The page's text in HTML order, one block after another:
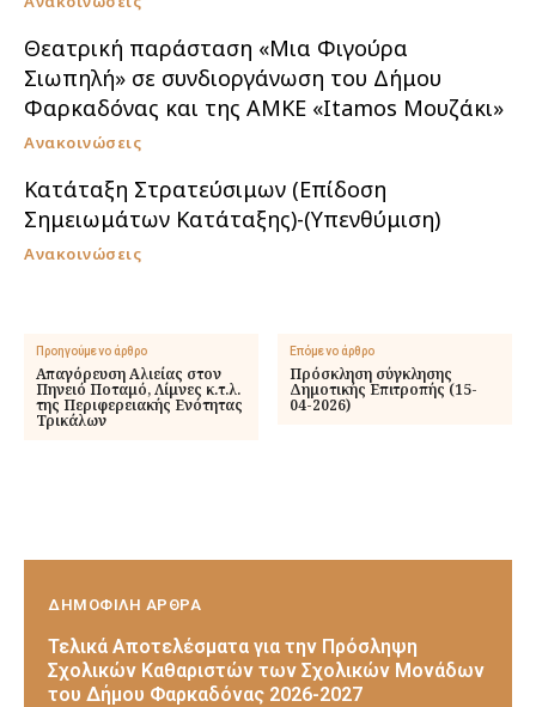
Θεατρική παράσταση «Μια Φιγούρα
Σιωπηλή» σε συνδιοργάνωση του Δήμου
Φαρκαδόνας και της ΑΜΚΕ «Itamos Μουζάκι»
Ανακοινώσεις
Κατάταξη Στρατεύσιμων (Επίδοση
Σημειωμάτων Κατάταξης)-(Υπενθύμιση)
Ανακοινώσεις
Προηγούμενο άρθρο
Απαγόρευση Αλιείας στον
Πηνειό Ποταμό, Λίμνες κ.τ.λ.
της Περιφερειακής Ενότητας
Τρικάλων
Επόμενο άρθρο
Πρόσκληση σύγκλησης
Δημοτικής Επιτροπής (15-
04-2026)
ΔΗΜΟΦΙΛΗ ΑΡΘΡΑ
Τελικά Αποτελέσματα για την Πρόσληψη
Σχολικών Καθαριστών των Σχολικών Μονάδων
του Δήμου Φαρκαδόνας 2026-2027